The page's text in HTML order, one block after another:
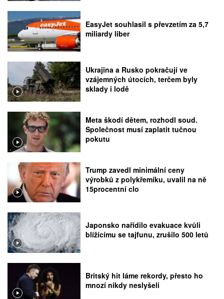
EasyJet souhlasil s převzetím za 5,7
miliardy liber
Ukrajina a Rusko pokračují ve
vzájemných útocích, terčem byly
sklady i lodě
Meta škodí dětem, rozhodl soud.
Společnost musí zaplatit tučnou
pokutu
Trump zavedl minimální ceny
výrobků z polykřemíku, uvalil na ně
15procentní clo
Japonsko nařídilo evakuace kvůli
blížícímu se tajfunu, zrušilo 500 letů
Britský hit láme rekordy, přesto ho
mnozí nikdy neslyšeli